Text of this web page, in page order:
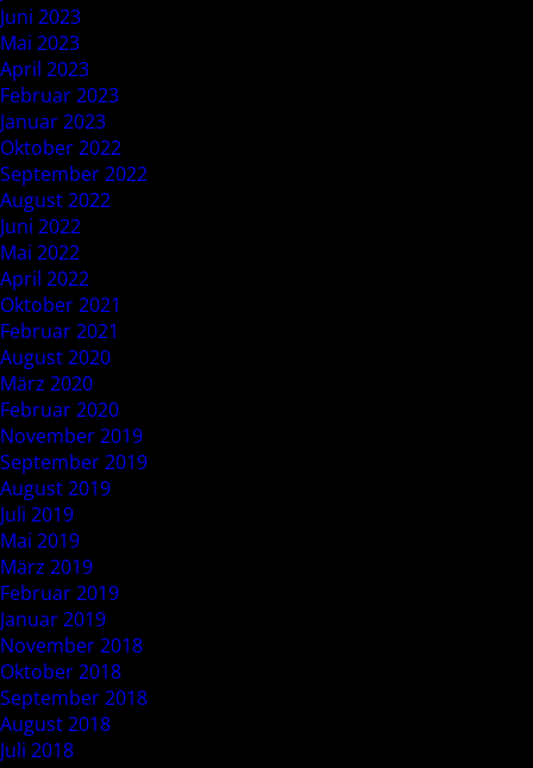
Juni 2023
Mai 2023
April 2023
Februar 2023
Januar 2023
Oktober 2022
September 2022
August 2022
Juni 2022
Mai 2022
April 2022
Oktober 2021
Februar 2021
August 2020
März 2020
Februar 2020
November 2019
September 2019
August 2019
Juli 2019
Mai 2019
März 2019
Februar 2019
Januar 2019
November 2018
Oktober 2018
September 2018
August 2018
Juli 2018